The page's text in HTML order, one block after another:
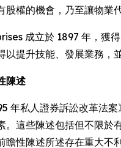
股權的機會，乃至讓物
成立於 1897 年，獲
以提升技能、發展業務，
陳述
年私人證券訴訟改革法
。這些陳述包括但不限於
瞻性陳述所述存在重大不